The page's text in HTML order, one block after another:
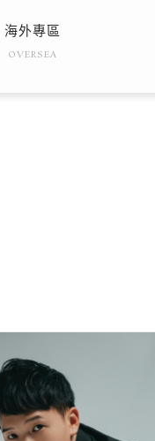
海外專區
OVERSEA